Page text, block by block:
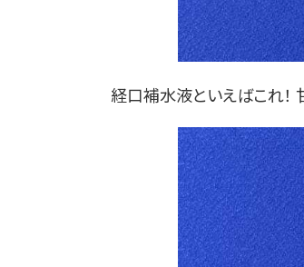
経口補水液といえばこれ！